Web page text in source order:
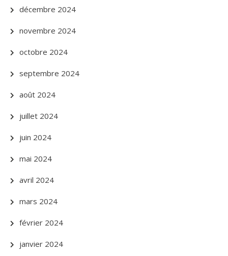
décembre 2024
novembre 2024
octobre 2024
septembre 2024
août 2024
juillet 2024
juin 2024
mai 2024
avril 2024
mars 2024
février 2024
janvier 2024